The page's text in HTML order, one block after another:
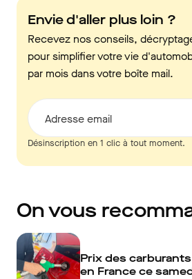
Envie d'aller plus loin ?
Recevez nos conseils,
pour simplifier votre vie
par mois dans votre boîte mail.
Adresse email
Désinscription en 1 clic à tout moment.
On vous
Prix des
en France ce